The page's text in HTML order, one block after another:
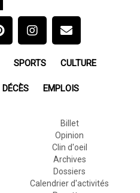
SPORTS CULTURE
DÉCÈS EMPLOIS
Billet
Opinion
Clin d'oeil
Archives
Dossiers
Calendrier d'activités